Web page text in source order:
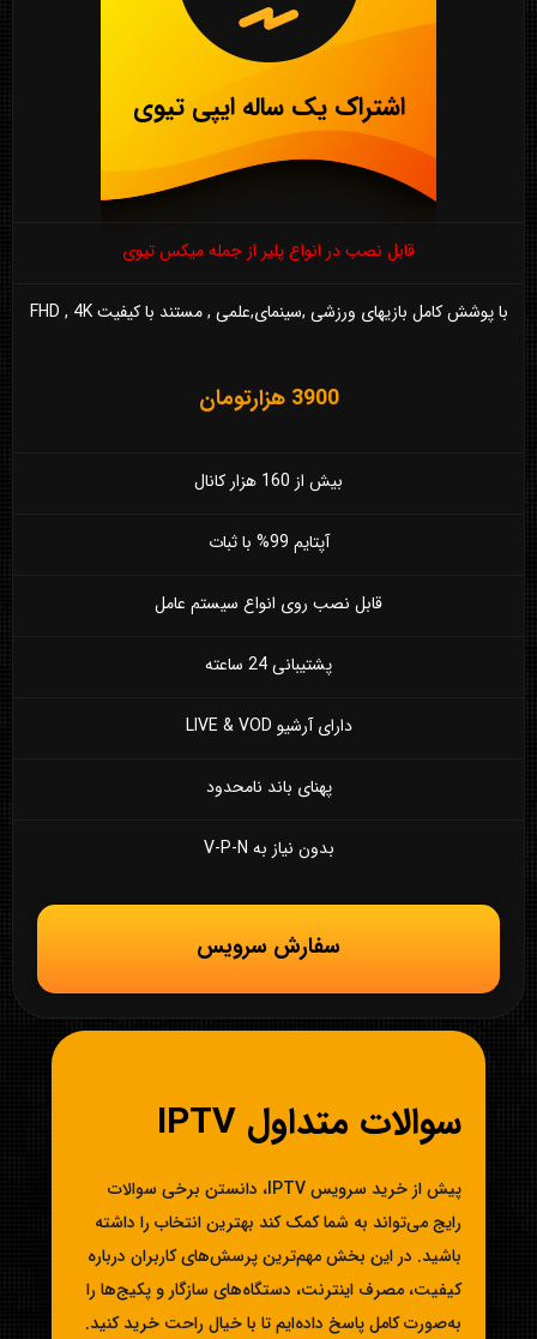
اشتراک یک ساله ایپی تیوی
قابل نصب در انواع پلیر از جمله میکس تیوی
با پوشش کامل بازیهای ورزشی ,سینمای,علمی , مستند با کیفیت FHD , 4K
3900 هزارتومان
بیش از 160 هزار کانال
آپتایم 99% با ثبات
قابل نصب روی انواع سیستم عامل
پشتیبانی 24 ساعته
دارای آرشیو LIVE & VOD
پهنای باند نامحدود
بدون نیاز به V-P-N
سفارش سرویس
سوالات متداول IPTV
پیش از خرید سرویس IPTV، دانستن برخی سوالات
رایج می‌تواند به شما کمک کند بهترین انتخاب را داشته
باشید. در این بخش مهم‌ترین پرسش‌های کاربران درباره
کیفیت، مصرف اینترنت، دستگاه‌های سازگار و پکیج‌ها را
به‌صورت کامل پاسخ داده‌ایم تا با خیال راحت خرید کنید.